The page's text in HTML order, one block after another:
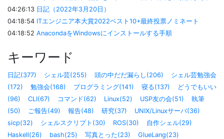
04:26:13 日記（2022年3月20日）
04:18:54 ITエンジニア本大賞2022ベスト10+最終投票ノミネート
04:18:52 AnacondaをWindowsにインストールする手順
キーワード
日記(377) シェル芸(255) 頭の中だだ漏らし(206)
シェル芸勉強会
(172)
勉強会(168) プログラミング(141) 寝る(137)
どうでもいい
(96)
CLI(67) コマンド(62) Linux(52) USP友の会(51)
執筆
(50)
ご報告(49) 報告(48) 研究(37)
UNIX/Linuxサーバ(36)
sicp(32)
シェルスクリプト(30) ROS(30)
自作シェル(29)
Haskell(26)
bash(25) 写真とった(23)
GlueLang(23)